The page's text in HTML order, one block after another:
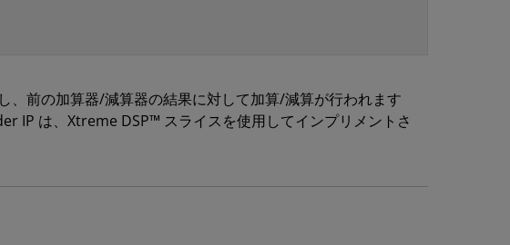
前の加算器/減算器の結果に対して加算/減算が行われます
IP は、Xtreme DSP™ スライスを使用してインプリメントさ